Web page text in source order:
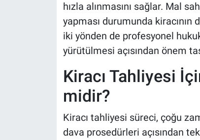
hızla alınmasını sağlar. Mal
yapması durumunda kiracının
iki yönden de profesyonel
yürütülmesi açısından önem
Kiracı Tahliyesi
midir?
Kiracı tahliyesi süreci, çoğu
dava prosedürleri açısından